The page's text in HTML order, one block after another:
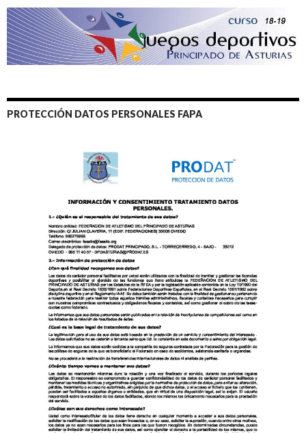
PROTECCIÓN DATOS PERSONALES FAPA